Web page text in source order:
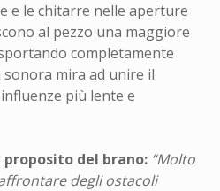
e le chitarre nelle aperture
al pezzo una maggiore
completamente
sonora mira ad unire il
più lente e
del brano: “Molto
degli ostacoli